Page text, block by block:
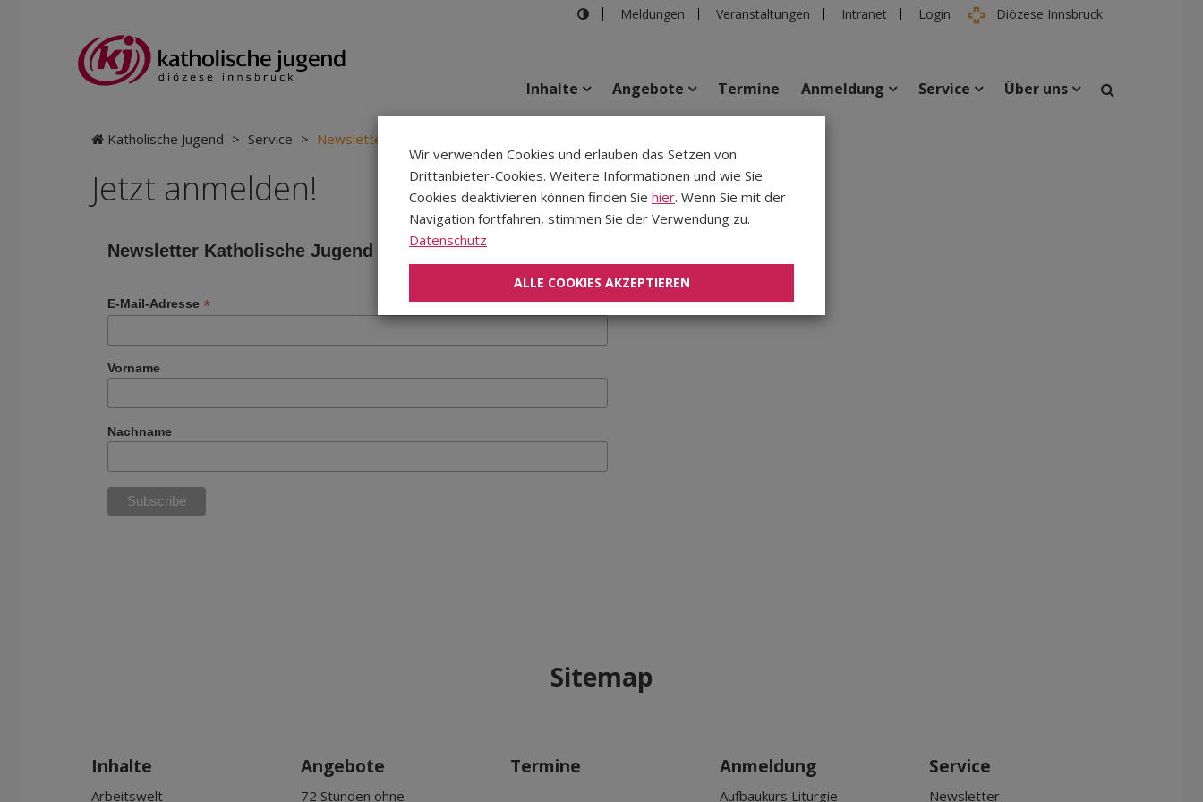
Meldungen Veranstaltungen Intranet Login Diözese Innsbruck
Inhalte Angebote Termine Anmeldung Service Über uns
Katholische Jugend > Service > Newsletter
Jetzt anmelden!
Newsletter Katholische Jugend Innsbruck
*indicates required
E-Mail-Adresse *
Vorname
Nachname
Sitemap
Inhalte
Arbeitswelt
Angebote
72 Stunden ohne
Termine Anmeldung
Aufbaukurs Liturgie
Service
Newsletter
Wir verwenden Cookies und erlauben das Setzen von
Drittanbieter-Cookies. Weitere Informationen und wie Sie
Cookies deaktivieren können finden Sie hier. Wenn Sie mit der
Navigation fortfahren, stimmen Sie der Verwendung zu.
Datenschutz
ALLE COOKIES AKZEPTIEREN